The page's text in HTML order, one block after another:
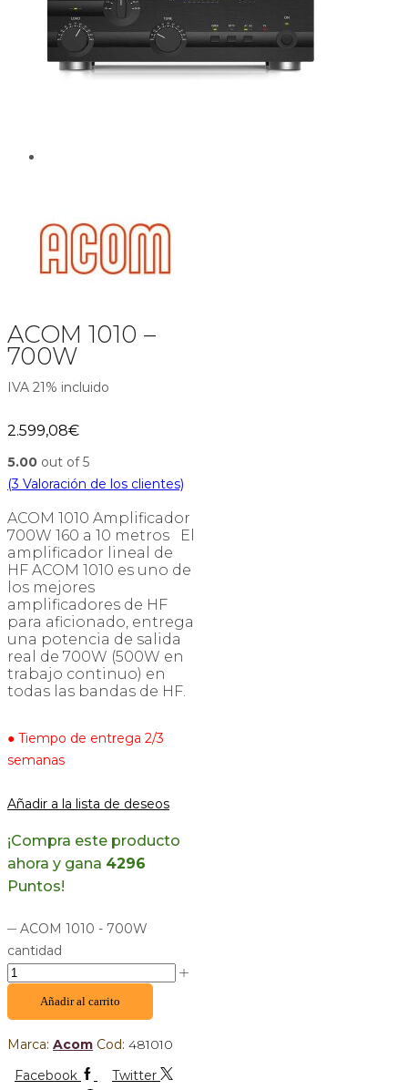
ACOM 1010 –
700W
IVA 21% incluido
2.599,08€
5.00 out of 5
(3 Valoración de los clientes)
ACOM 1010 Amplificador
700W 160 a 10 metros El
amplificador lineal de
HF ACOM 1010 es uno de
los mejores
amplificadores de HF
para aficionado, entrega
una potencia de salida
real de 700W (500W en
trabajo continuo) en
todas las bandas de HF.
● Tiempo de entrega 2/3
semanas
Añadir a la lista de deseos
¡Compra este producto
ahora y gana 4296
Puntos!
ACOM 1010 - 700W
cantidad
Añadir al carrito
Marca: Acom Cod: 481010
Facebook
Twitter